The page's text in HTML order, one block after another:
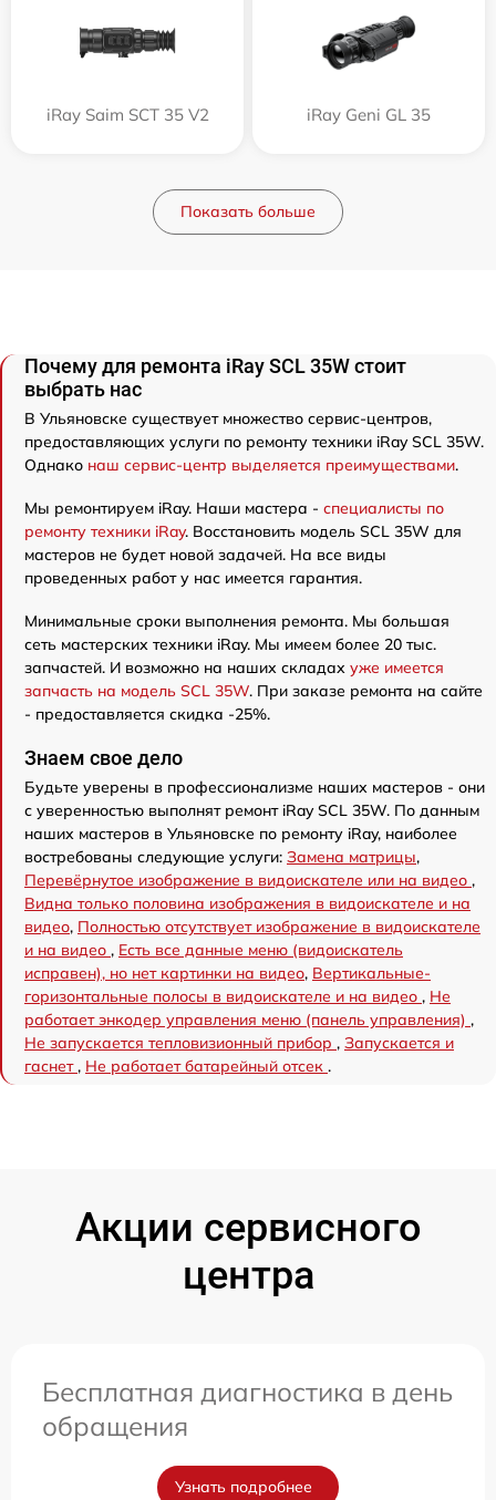
iRay Saim SCT 35 V2 iRay Geni GL 35
Показать больше
Почему для ремонта iRay SCL 35W стоит
выбрать нас
В Ульяновске существует множество сервис-центров,
предоставляющих услуги по ремонту техники iRay SCL 35W.
Однако наш сервис-центр выделяется преимуществами.
Мы ремонтируем iRay. Наши мастера - специалисты по
ремонту техники iRay. Восстановить модель SCL 35W для
мастеров не будет новой задачей. На все виды
проведенных работ у нас имеется гарантия.
Минимальные сроки выполнения ремонта. Мы большая
сеть мастерских техники iRay. Мы имеем более 20 тыс.
запчастей. И возможно на наших складах уже имеется
запчасть на модель SCL 35W. При заказе ремонта на сайте
- предоставляется скидка -25%.
Знаем свое дело
Будьте уверены в профессионализме наших мастеров - они
с уверенностью выполнят ремонт iRay SCL 35W. По данным
наших мастеров в Ульяновске по ремонту iRay, наиболее
востребованы следующие услуги: Замена матрицы,
Перевёрнутое изображение в видоискателе или на видео ,
Видна только половина изображения в видоискателе и на
видео, Полностью отсутствует изображение в видоискателе
и на видео , Есть все данные меню (видоискатель
исправен), но нет картинки на видео, Вертикальные-
горизонтальные полосы в видоискателе и на видео , Не
работает энкодер управления меню (панель управления) ,
Не запускается тепловизионный прибор , Запускается и
гаснет , Не работает батарейный отсек .
Акции сервисного
центра
Бесплатная диагностика в день
обращения
Узнать подробнее